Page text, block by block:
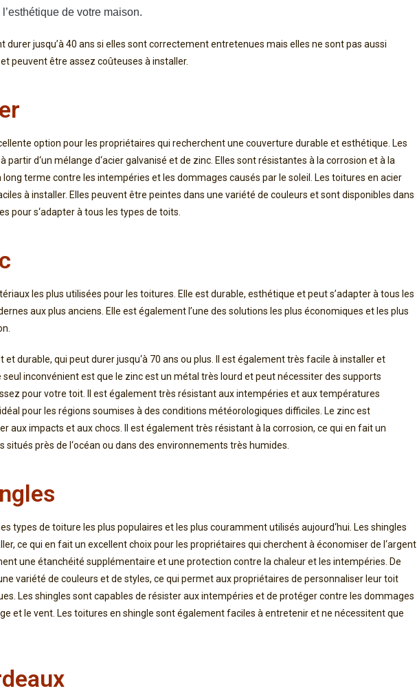
de votre maison.
durer jusqu’à 40 ans si elles sont correctement entretenues mais elles ne sont pas aussi
peuvent être assez coûteuses à installer.
e option pour les propriétaires qui recherchentune couverture durable etesthétique Les
à partird‘un mé ange d‘aciergalvanisé etde zinc Ell es sontrésistantes à la corrosion età la
long terme contre les intempéries et les dommages causés par le soleil Les toitures en acier
iles à installer. Ell es peuventêtre peintes dans une variété de cou leurs etsontdisponibles dans
es pours‘adapterà tous les types de toits
ériaux les plus utilisées pour les toitures El le estdurable, esthétique etpeuts’adapterà tous les
es auxplus anciens El le estégal ement ’une des solutions les plus économiques et les plus
etdurable, qui peutdurerjusqu‘à 70 ans ou plus estégal ementtrès facile à installeret
seul inconvénientestque le zincestun métal très ourd etpeutnécessiterdes supports
z pourvotre toit estégal ementtrès résistantauxintempéries etauxtempératures
idéal pour les régions soumises à des conditions météorologiques difficiles Le zincest
auximpacts etauxchocs estégal ementtrès résistantà la corrosion, ce qui en faitun
situés près de ‘océan ou dans des environnements très humides
types de toiture les plus popul aires et les plus courammentutil isés aujourd‘hui Les shing les
, ce qui en faitun excellentchoixpour les propriétaires qui cherchentà économiserde ‘argent
une étanchéité suppl émentaire etune protection contre la chaleuret les intempéries De
variété de cou leurs etde styles, ce qui permetauxpropriétaires de personnal iser leurtoit
Les shing les sontcapables de résisterauxintempéries etde protégercontre les dommages
et le vent Les toitures en shingle sontégal ementfaciles à entreteniretne nécessitentque